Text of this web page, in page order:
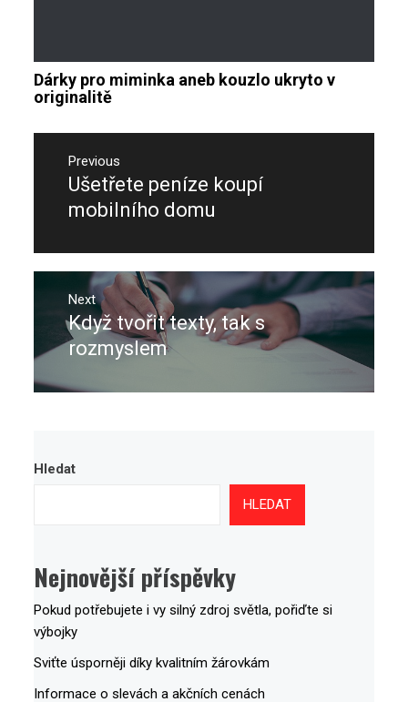
Dárky pro miminka aneb kouzlo ukryto v
originalitě
Navigace
příspěvek
Previous
Previous
post:
Ušetřete peníze koupí
mobilního domu
Next
Next
post:
Když tvořit texty, tak s
rozmyslem
Hledat
HLEDAT
Nejnovější příspěvky
Pokud potřebujete i vy silný zdroj světla, pořiďte si
výbojky
Sviťte úsporněji díky kvalitním žárovkám
Informace o slevách a akčních cenách